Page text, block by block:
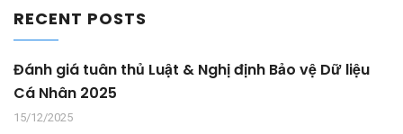
RECENT POSTS
Đánh giá tuân thủ Luật & Nghị định Bảo vệ Dữ liệu
Cá Nhân 2025
15/12/2025